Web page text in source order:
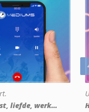
liefde, werk...